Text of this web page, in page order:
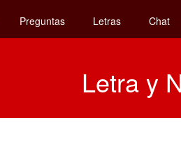
Letra y
Preguntas Letras Chat